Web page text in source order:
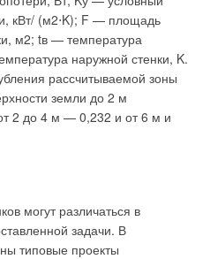
кВт/ (м2⋅K); F — площадь
м2; tв — температура
наружной стенки, K.
рассчитываемой зоны
земли до 2 м
2 до 4 м — 0,232 и от 6 м и
могут различаться в
задачи. В
типовые проекты